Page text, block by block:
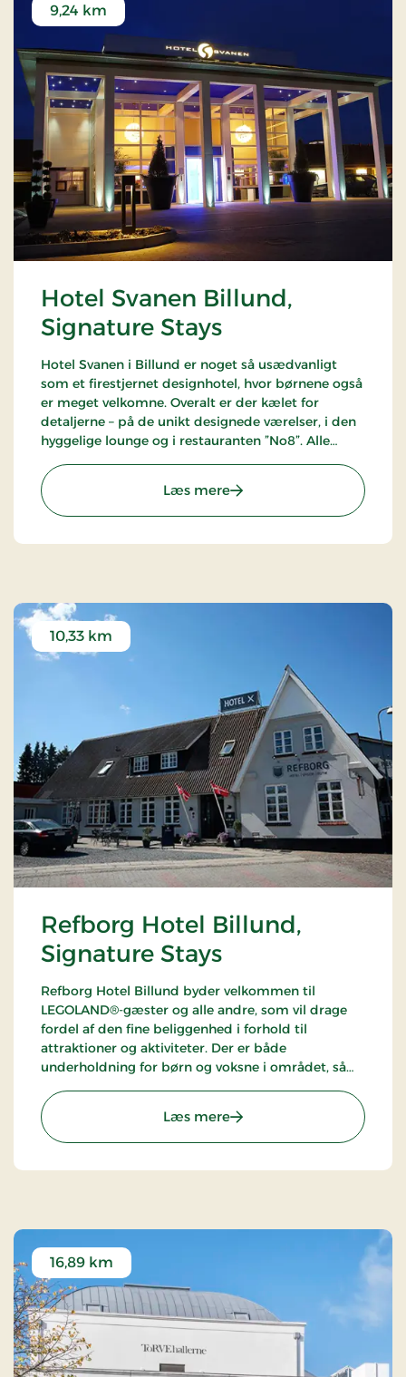
Hotel Svanen Billund,
Signature Stays
9,24 km
Hotel Svanen i Billund er noget så usædvanligt
som et firestjernet designhotel, hvor børnene også
er meget velkomne. Overalt er der kælet for
detaljerne – på de unikt designede værelser, i den
hyggelige lounge og i restauranten ”No8”. Alle
sublime som muligt.
Læs mere: Hotel Svanen Billund,
Refborg Hotel Billund,
Signature Stays
10,33 km
Refborg Hotel Billund byder velkommen til
LEGOLAND®-gæster og alle andre, som vil drage
fordel af den fine beliggenhed i forhold til
attraktioner og aktiviteter. Der er både
underholdning for børn og voksne i området, så
til.
Læs mere: Refborg Hotel Billund,
16,89 km